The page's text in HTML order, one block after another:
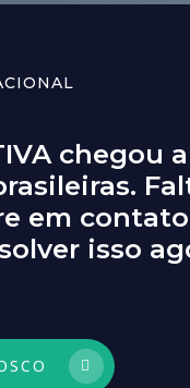
chegou
em
isso